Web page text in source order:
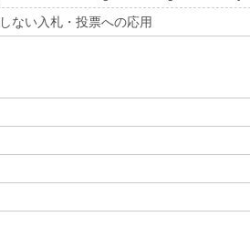
ない入札・投票への応用